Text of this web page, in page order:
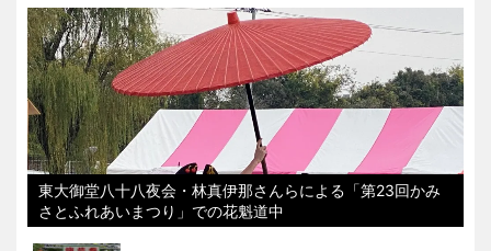
東大御堂八十八夜会・林真伊那さんらによる「第23回かみ
さとふれあいまつり」での花魁道中